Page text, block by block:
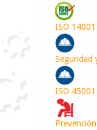
ISO 14001
Seguridad
ISO 45001